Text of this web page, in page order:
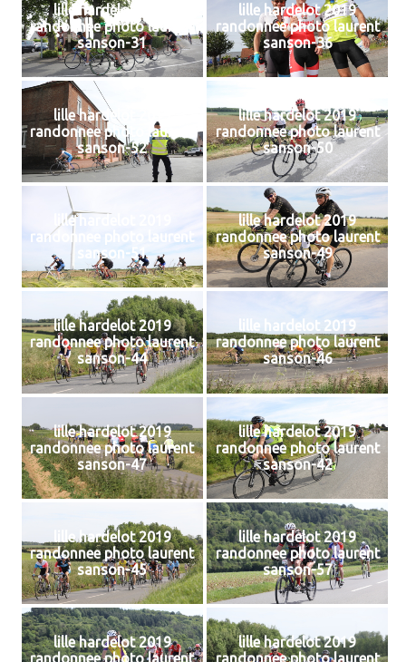
lille hardelot 2019
randonnee photo laurent
sanson-31
lille hardelot 2019
randonnee photo laurent
sanson-36
lille hardelot 2019
randonnee photo laurent
sanson-52
lille hardelot 2019
randonnee photo laurent
sanson-50
lille hardelot 2019
randonnee photo laurent
sanson-51
lille hardelot 2019
randonnee photo laurent
sanson-49
lille hardelot 2019
randonnee photo laurent
sanson-44
lille hardelot 2019
randonnee photo laurent
sanson-46
lille hardelot 2019
randonnee photo laurent
sanson-47
lille hardelot 2019
randonnee photo laurent
sanson-42
lille hardelot 2019
randonnee photo laurent
sanson-45
lille hardelot 2019
randonnee photo laurent
sanson-57
lille hardelot 2019
randonnee photo laurent
lille hardelot 2019
randonnee photo laurent